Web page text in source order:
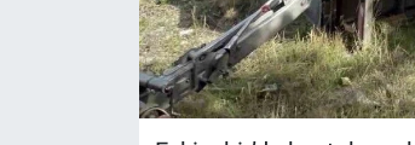
Magazin
Bilim ve Teknoloji